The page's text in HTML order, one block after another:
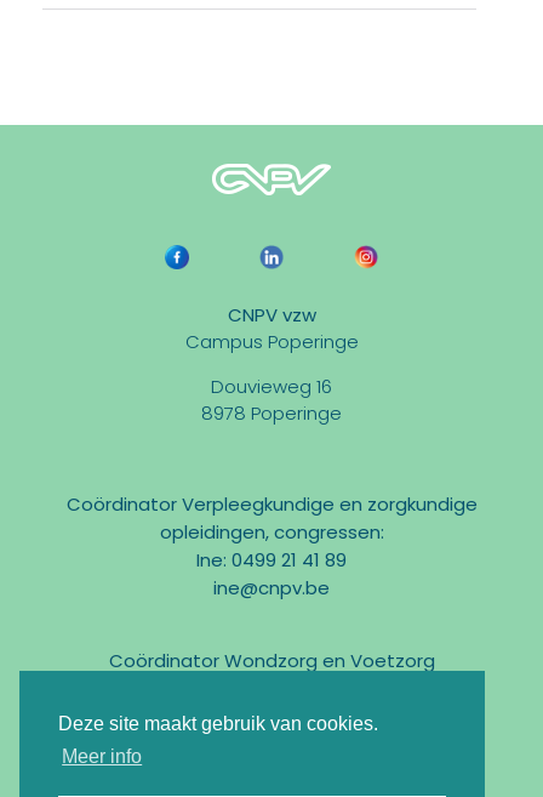
Deze site maakt gebruik van cookies.
Meer info
CNPV vzw
Campus Poperinge
Douvieweg 16
8978 Poperinge
Coördinator Verpleegkundige en zorgkundige
opleidingen, congressen:
Ine: 0499 21 41 89
ine@cnpv.be
Coördinator Wondzorg en Voetzorg
marc@cnpv.be